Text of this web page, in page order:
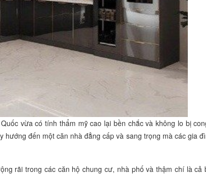
vừa có tính thẩm mỹ cao lại bền chắc và không lo bị
hướng đến một căn nhà đẳng cấp và sang trọng mà các gia
rãi trong các căn hộ chung cư, nhà phố và thậm chí là cả